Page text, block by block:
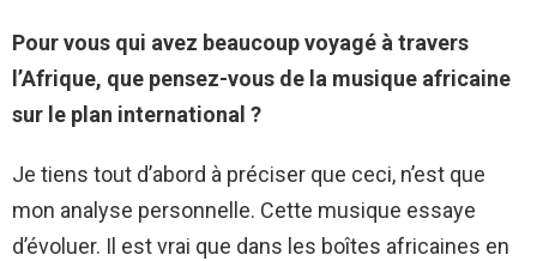
Pour vous qui avez beaucoup voyagé à travers
l’Afrique, que pensez-vous de la musique africaine
sur le plan international ?
Je tiens tout d’abord à préciser que ceci, n’est que
mon analyse personnelle. Cette musique essaye
d’évoluer. Il est vrai que dans les boîtes africaines en